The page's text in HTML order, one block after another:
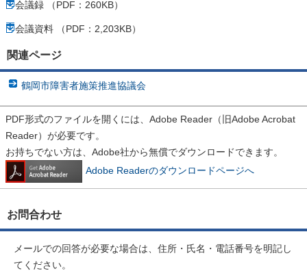
会議録 （PDF：260KB）
会議資料 （PDF：2,203KB）
関連ページ
鶴岡市障害者施策推進協議会
PDF形式のファイルを開くには、Adobe Reader（旧Adobe Acrobat
Reader）が必要です。
お持ちでない方は、Adobe社から無償でダウンロードできます。
Adobe Readerのダウンロードページへ
お問合わせ
メールでの回答が必要な場合は、住所・氏名・電話番号を明記し
てください。